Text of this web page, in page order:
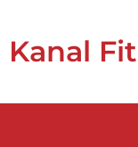
Kanal Fit